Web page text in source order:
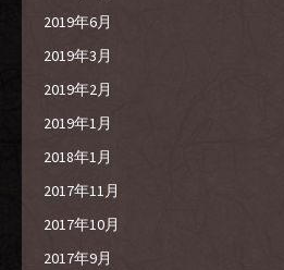
2019年6月
2019年3月
2019年2月
2019年1月
2018年1月
2017年11月
2017年10月
2017年9月